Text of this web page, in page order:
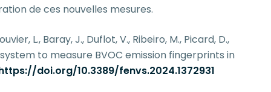
de ces nouvelles mesures.
L., Baray, J., Duflot, V., Ribeiro, M., Picard, D.,
to measure BVOC emission fingerprints in
doi.org/10.3389/fenvs.2024.1372931